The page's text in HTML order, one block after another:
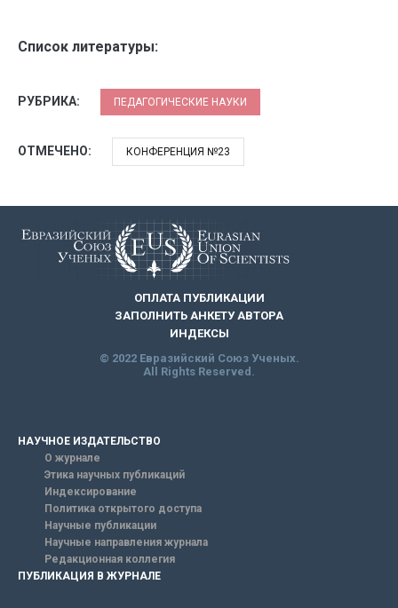
Список литературы:
РУБРИКА: ПЕДАГОГИЧЕСКИЕ НАУКИ
ОТМЕЧЕНО: КОНФЕРЕНЦИЯ №23
ОПЛАТА ПУБЛИКАЦИИ
ЗАПОЛНИТЬ АНКЕТУ АВТОРА
ИНДЕКСЫ
© 2022 Евразийский Союз Ученых.
All Rights Reserved.
НАУЧНОЕ ИЗДАТЕЛЬСТВО
О журнале
Этика научных публикаций
Индексирование
Политика открытого доступа
Научные публикации
Научные направления журнала
Редакционная коллегия
ПУБЛИКАЦИЯ В ЖУРНАЛЕ